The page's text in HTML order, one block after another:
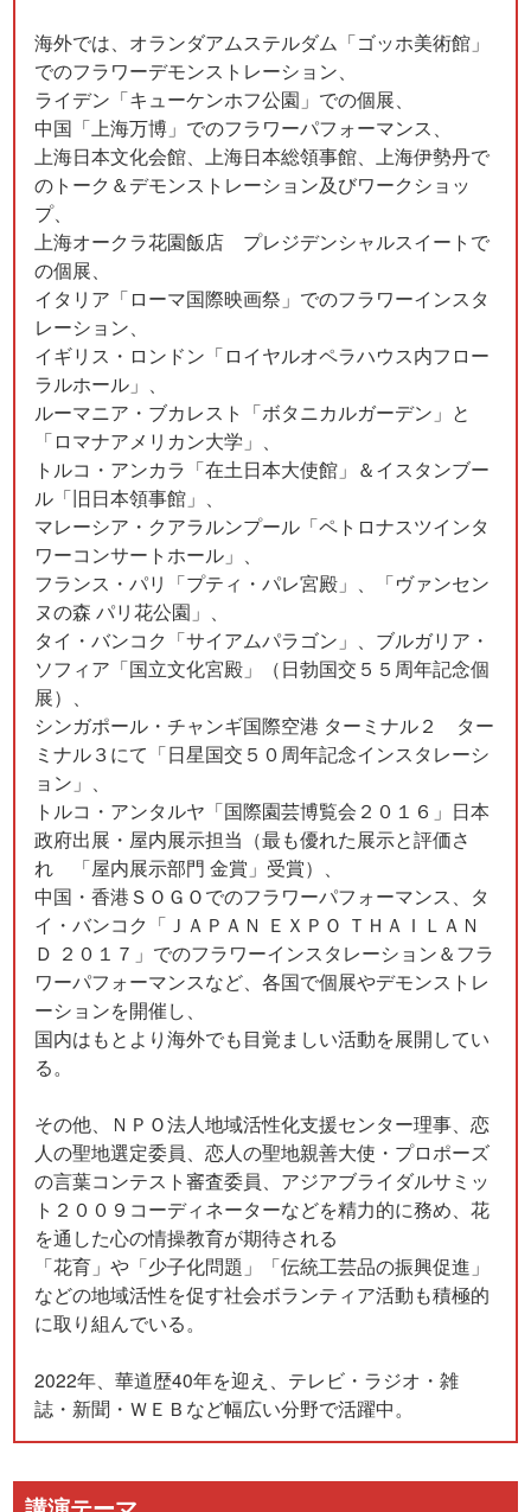
海外では、オランダアムステルダム「ゴッホ美術館」
でのフラワーデモンストレーション、
ライデン「キューケンホフ公園」での個展、
中国「上海万博」でのフラワーパフォーマンス、
上海日本文化会館、上海日本総領事館、上海伊勢丹で
のトーク＆デモンストレーション及びワークショッ
プ、
上海オークラ花園飯店 プレジデンシャルスイートで
の個展、
イタリア「ローマ国際映画祭」でのフラワーインスタ
レーション、
イギリス・ロンドン「ロイヤルオペラハウス内フロー
ラルホール」、
ルーマニア・ブカレスト「ボタニカルガーデン」と
「ロマナアメリカン大学」、
トルコ・アンカラ「在土日本大使館」＆イスタンブー
ル「旧日本領事館」、
マレーシア・クアラルンプール「ペトロナスツインタ
ワーコンサートホール」、
フランス・パリ「プティ・パレ宮殿」、「ヴァンセン
ヌの森 パリ花公園」、
タイ・バンコク「サイアムパラゴン」、ブルガリア・
ソフィア「国立文化宮殿」（日勃国交５５周年記念個
展）、
シンガポール・チャンギ国際空港 ターミナル２ ター
ミナル３にて「日星国交５０周年記念インスタレーシ
ョン」、
トルコ・アンタルヤ「国際園芸博覧会２０１６」日本
政府出展・屋内展示担当（最も優れた展示と評価さ
れ 「屋内展示部門 金賞」受賞）、
中国・香港ＳＯＧＯでのフラワーパフォーマンス、タ
イ・バンコク「ＪＡＰＡＮ ＥＸＰＯ ＴＨＡＩＬＡＮ
Ｄ ２０１７」でのフラワーインスタレーション＆フラ
ワーパフォーマンスなど、各国で個展やデモンストレ
ーションを開催し、
国内はもとより海外でも目覚ましい活動を展開してい
る。
その他、ＮＰＯ法人地域活性化支援センター理事、恋
人の聖地選定委員、恋人の聖地親善大使・プロポーズ
の言葉コンテスト審査委員、アジアブライダルサミッ
ト２００９コーディネーターなどを精力的に務め、花
を通した心の情操教育が期待される
「花育」や「少子化問題」「伝統工芸品の振興促進」
などの地域活性を促す社会ボランティア活動も積極的
に取り組んでいる。
2022年、華道歴40年を迎え、テレビ・ラジオ・雑
誌・新聞・ＷＥＢなど幅広い分野で活躍中。